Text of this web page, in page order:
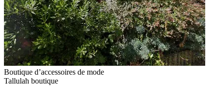
Boutique d’accessoires de mode
Tallulah boutique